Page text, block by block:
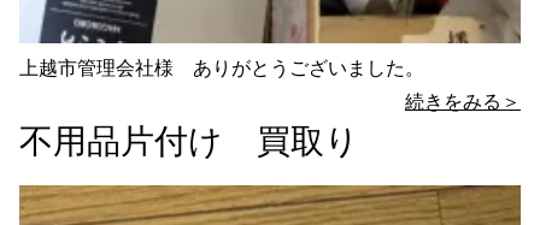
上越市管理会社様 ありがとうございました。
続きをみる＞
不用品片付け 買取り